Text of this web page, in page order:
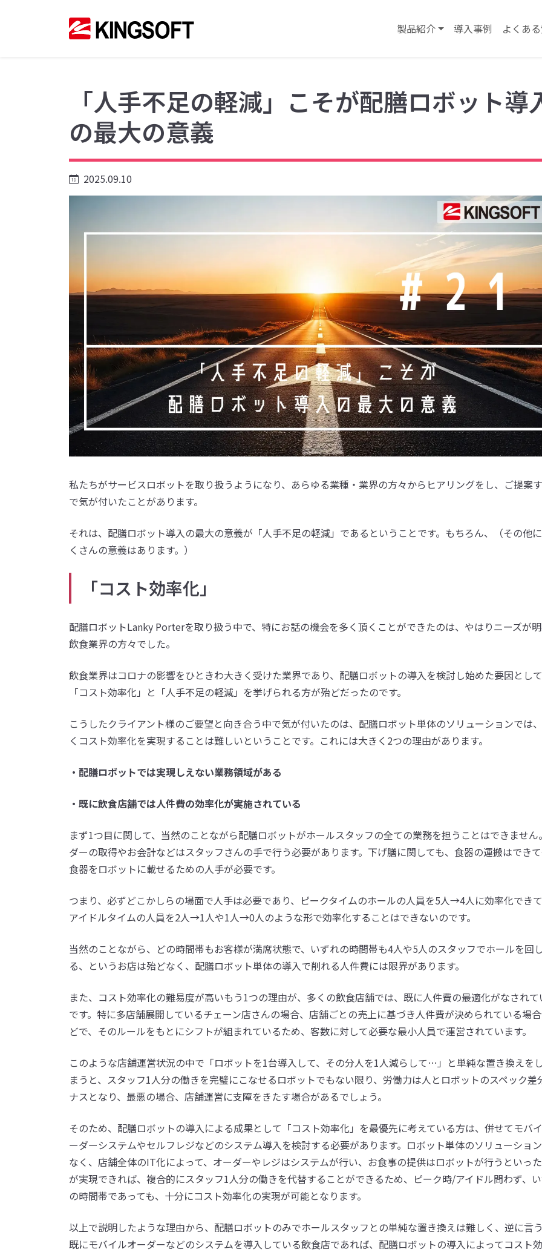
製品紹介 導入事例 よくあ
「人手不足の軽減」こそが配膳ロボット導
の最大の意義
2025.09.10
私たちがサービスロボットを取り扱うようになり、あらゆる業種・業界の方々からヒアリングをし、ご提案
で気が付いたことがあります。
それは、配膳ロボット導入の最大の意義が「人手不足の軽減」であるということです。もちろん、（その他
くさんの意義はあります。）
「コスト効率化」
配膳ロボットLanky Porterを取り扱う中で、特にお話の機会を多く頂くことができたのは、やはりニーズが
飲食業界の方々でした。
飲食業界はコロナの影響をひときわ大きく受けた業界であり、配膳ロボットの導入を検討し始めた要因として
「コスト効率化」と「人手不足の軽減」を挙げられる方が殆どだったのです。
こうしたクライアント様のご要望と向き合う中で気が付いたのは、配膳ロボット単体のソリューションでは
くコスト効率化を実現することは難しいということです。これには大きく2つの理由があります。
・配膳ロボットでは実現しえない業務領域がある
・既に飲食店舗では人件費の効率化が実施されている
まず1つ目に関して、当然のことながら配膳ロボットがホールスタッフの全ての業務を担うことはできません
ダーの取得やお会計などはスタッフさんの手で行う必要があります。下げ膳に関しても、食器の運搬はできて
食器をロボットに載せるための人手が必要です。
つまり、必ずどこかしらの場面で人手は必要であり、ピークタイムのホールの人員を5人→4人に効率化できて
アイドルタイムの人員を2人→1人や1人→0人のような形で効率化することはできないのです。
当然のことながら、どの時間帯もお客様が満席状態で、いずれの時間帯も4人や5人のスタッフでホールを回
る、というお店は殆どなく、配膳ロボット単体の導入で削れる人件費には限界があります。
また、コスト効率化の難易度が高いもう1つの理由が、多くの飲食店舗では、既に人件費の最適化がなされて
です。特に多店舗展開しているチェーン店さんの場合、店舗ごとの売上に基づき人件費が決められている場
どで、そのルールをもとにシフトが組まれているため、客数に対して必要な最小人員で運営されています。
このような店舗運営状況の中で「ロボットを1台導入して、その分人を1人減らして…」と単純な置き換えを
まうと、スタッフ1人分の働きを完璧にこなせるロボットでもない限り、労働力は人とロボットのスペック差
ナスとなり、最悪の場合、店舗運営に支障をきたす場合があるでしょう。
そのため、配膳ロボットの導入による成果として「コスト効率化」を最優先に考えている方は、併せてモバ
ーダーシステムやセルフレジなどのシステム導入を検討する必要があります。ロボット単体のソリューショ
なく、店舗全体のIT化によって、オーダーやレジはシステムが行い、お食事の提供はロボットが行うといっ
が実現できれば、複合的にスタッフ1人分の働きを代替することができるため、ピーク時/アイドル問わず、
の時間帯であっても、十分にコスト効率化の実現が可能となります。
以上で説明したような理由から、配膳ロボットのみでホールスタッフとの単純な置き換えは難しく、逆に言う
既にモバイルオーダーなどのシステムを導入している飲食店であれば、配膳ロボットの導入によってコスト